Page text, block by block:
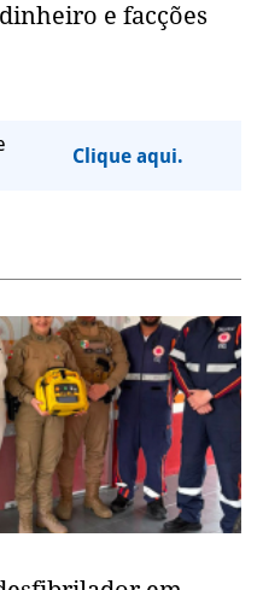
e facções
Clique aqui.